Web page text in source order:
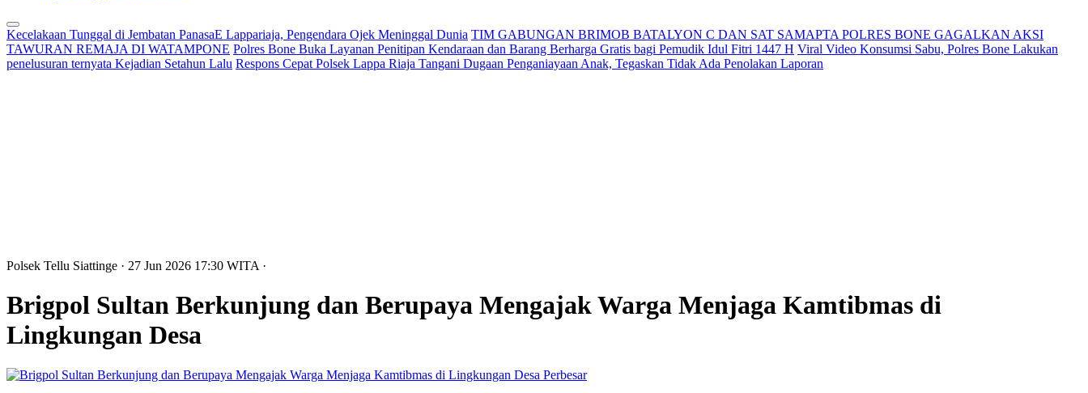
Kecelakaan Tunggal di Jembatan PanasaE Lappariaja, Pengendara Ojek Meninggal Dunia TIM GABUNGAN BRIMOB BATALYON C DAN SAT SAMAPTA POLRES BONE GAGALKAN AKSI
TAWURAN REMAJA DI WATAMPONE Polres Bone Buka Layanan Penitipan Kendaraan dan Barang Berharga Gratis bagi Pemudik Idul Fitri 1447 H Viral Video Konsumsi Sabu, Polres Bone Lakukan
penelusuran ternyata Kejadian Setahun Lalu Respons Cepat Polsek Lappa Riaja Tangani Dugaan Penganiayaan Anak, Tegaskan Tidak Ada Penolakan Laporan
Polsek Tellu Siattinge · 27 Jun 2026 17:30 WITA ·
Brigpol Sultan Berkunjung dan Berupaya Mengajak Warga Menjaga Kamtibmas di
Lingkungan Desa
Perbesar